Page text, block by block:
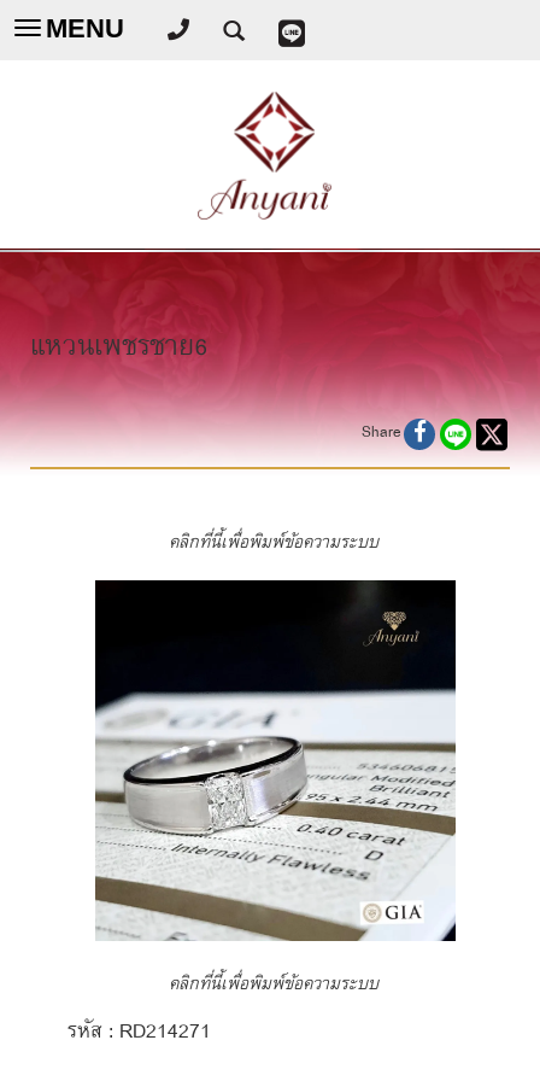
Toggle
MENU
แหวนเพชรชาย6
Share
คลิกที่นี้เพื่อพิมพ์ข้อความระบบ
คลิกที่นี้เพื่อพิมพ์ข้อความระบบ
รหัส : RD214271